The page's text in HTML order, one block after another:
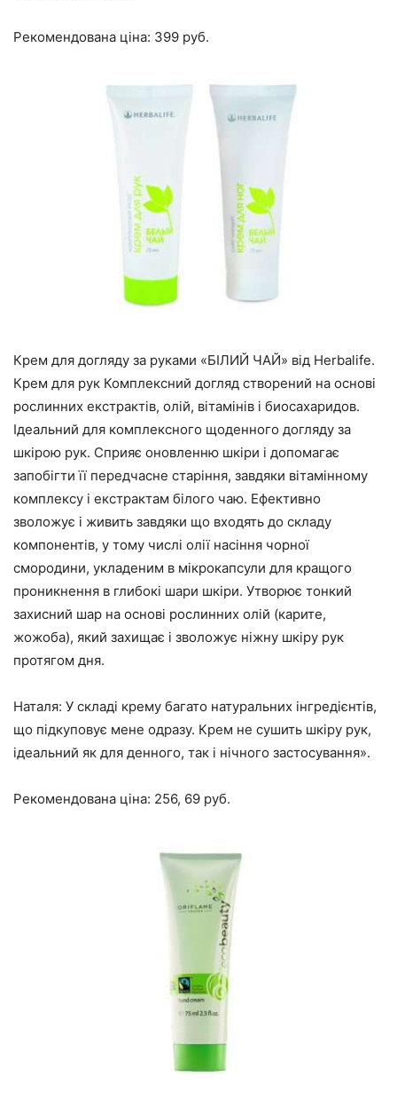
Рекомендована ціна: 399 руб.
Крем для догляду за руками «БІЛИЙ ЧАЙ» від Herbalife.
Крем для рук Комплексний догляд створений на основі
рослинних екстрактів, олій, вітамінів і биосахаридов.
Ідеальний для комплексного щоденного догляду за
шкірою рук. Сприяє оновленню шкіри і допомагає
запобігти її передчасне старіння, завдяки вітамінному
комплексу і екстрактам білого чаю. Ефективно
зволожує і живить завдяки що входять до складу
компонентів, у тому числі олії насіння чорної
смородини, укладеним в мікрокапсули для кращого
проникнення в глибокі шари шкіри. Утворює тонкий
захисний шар на основі рослинних олій (карите,
жожоба), який захищає і зволожує ніжну шкіру рук
протягом дня.
Наталя: У складі крему багато натуральних інгредієнтів,
що підкуповує мене одразу. Крем не сушить шкіру рук,
ідеальний як для денного, так і нічного застосування».
Рекомендована ціна: 256, 69 руб.